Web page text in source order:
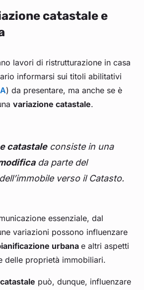
catastale e
lavori di ristrutturazione in casa
informarsi sui titoli abilitativi
) da presentare, ma anche se è
variazione catastale.
catastaleconsiste in una
da parte del
verso il Catasto.
essenziale, dal
variazioni possono influenzare
urbanae altri aspetti
delle proprietà immobiliari.
può, dunque, influenzare